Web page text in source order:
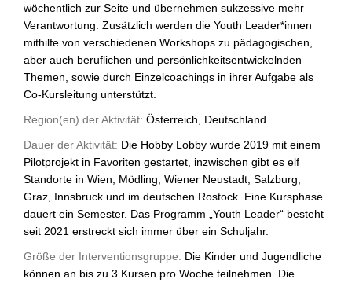
wöchentlich zur Seite und übernehmen sukzessive mehr
Verantwortung. Zusätzlich werden die Youth Leader*innen
mithilfe von verschiedenen Workshops zu pädagogischen,
aber auch beruflichen und persönlichkeitsentwickelnden
Themen, sowie durch Einzelcoachings in ihrer Aufgabe als
Co-Kursleitung unterstützt.
Region(en) der Aktivität: Österreich, Deutschland
Dauer der Aktivität: Die Hobby Lobby wurde 2019 mit einem
Pilotprojekt in Favoriten gestartet, inzwischen gibt es elf
Standorte in Wien, Mödling, Wiener Neustadt, Salzburg,
Graz, Innsbruck und im deutschen Rostock. Eine Kursphase
dauert ein Semester. Das Programm „Youth Leader“ besteht
seit 2021 erstreckt sich immer über ein Schuljahr.
Größe der Interventionsgruppe: Die Kinder und Jugendliche
können an bis zu 3 Kursen pro Woche teilnehmen. Die